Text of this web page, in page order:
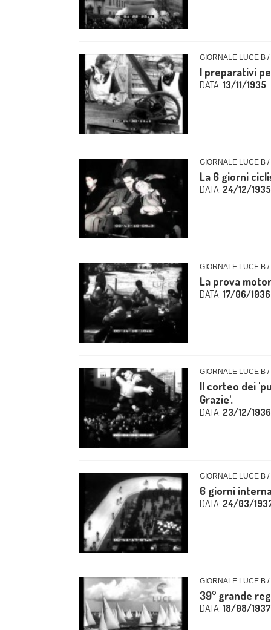
GIORNALE LUCE B
I preparativi
DATA: 13/11/1935
GIORNALE LUCE B
La 6 giorni
DATA: 24/12/1935
GIORNALE LUCE B
La prova
DATA: 17/06/1936
GIORNALE LUCE B /
Il corteo dei
Grazie'.
DATA: 23/12/1936
GIORNALE LUCE B
6 giorni
DATA: 24/03/
GIORNALE LUCE B /
39° grande
DATA: 18/08/1937